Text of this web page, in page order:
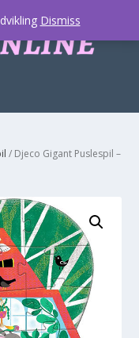
/ Djeco Gigant Puslespil –
Dismiss